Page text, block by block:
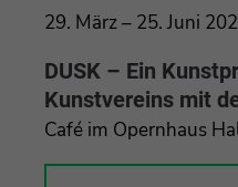
29. März – 25. Juni
DUSK – Ein
Kunstvereins mit
Café im Opernhaus